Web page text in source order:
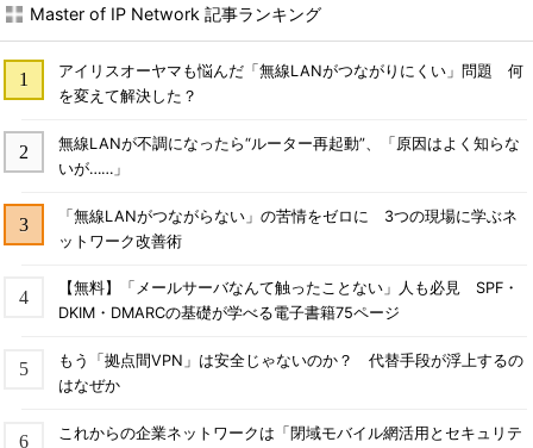
Master of IP Network 記事ランキング
アイリスオーヤマも悩んだ「無線LANがつながりにくい」問題 何
を変えて解決した？
無線LANが不調になったら“ルーター再起動”、「原因はよく知らな
いが……」
「無線LANがつながらない」の苦情をゼロに 3つの現場に学ぶネ
ットワーク改善術
【無料】「メールサーバなんて触ったことない」人も必見 SPF・
DKIM・DMARCの基礎が学べる電子書籍75ページ
もう「拠点間VPN」は安全じゃないのか？ 代替手段が浮上するの
はなぜか
これからの企業ネットワークは「閉域モバイル網活用とセキュリテ